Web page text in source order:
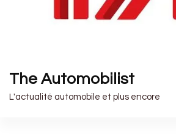
The Automobilist
L'actualité automobile et plus encore